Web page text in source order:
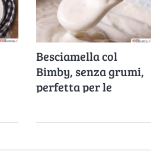
Besciamella col
Bimby, senza grumi,
perfetta per le